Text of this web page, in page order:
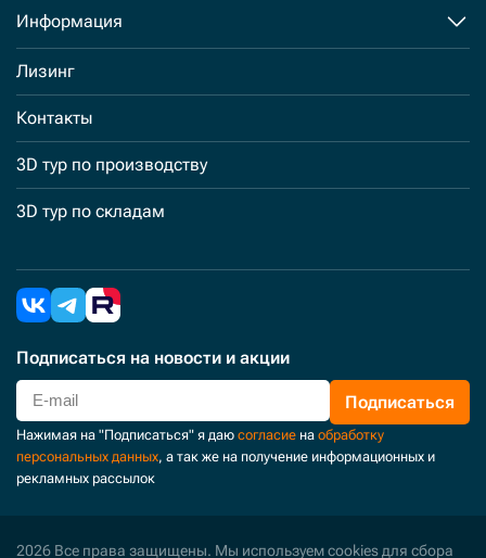
Информация
Лизинг
Контакты
3D тур по производству
3D тур по складам
Подписаться на новости и акции
Подписаться
Нажимая на "Подписаться" я даю согласие на обработку
персональных данных, а так же на получение информационных и
рекламных рассылок
2026 Все права защищены. Мы используем cookies для сбора